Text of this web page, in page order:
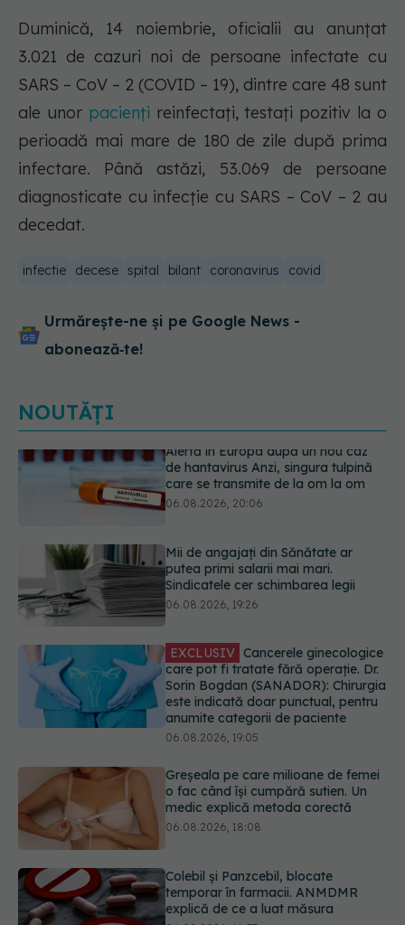
Duminică, 14 noiembrie, oficialii au anunțat
3.021 de cazuri noi de persoane infectate cu
SARS – CoV – 2 (COVID – 19), dintre care 48 sunt
ale unor pacienți reinfectați, testați pozitiv la o
perioadă mai mare de 180 de zile după prima
infectare. Până astăzi, 53.069 de persoane
diagnosticate cu infecție cu SARS – CoV – 2 au
decedat.
infectie decese spital bilant coronavirus covid
Urmărește-ne și pe Google News -
abonează‑te!
NOUTĂȚI
Mii de angajați din Sănătate ar
putea primi salarii mai mari.
Sindicatele cer schimbarea legii
EXCLUSIV Cancerele ginecologice
care pot fi tratate fără operație. Dr.
Sorin Bogdan (SANADOR): Chirurgia
anumite categorii de paciente
06.08.2026, 19:05
Greșeala pe care milioane de femei
o fac când își cumpără sutien. Un
medic explică metoda corectă
Colebil și Panzcebil, blocate
temporar în farmacii. ANMDMR
explică de ce a luat măsura
Alertă în Europa după un nou caz
de hantavirus Anzi, singura tulpină